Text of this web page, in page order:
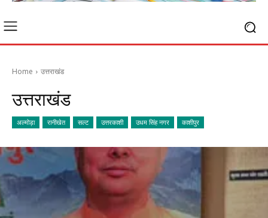
Home उत्तराखंड
उत्तराखंड
अल्मोड़ा रानीखेत सल्ट उत्तरकाशी उधम सिंह नगर काशीपुर